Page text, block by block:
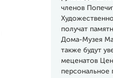
членов
получат
Дома-Музея
также будут
меценатов
персональное